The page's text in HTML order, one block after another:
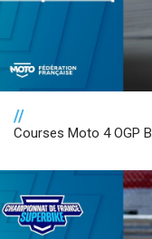
//
Courses Moto 4 OGP